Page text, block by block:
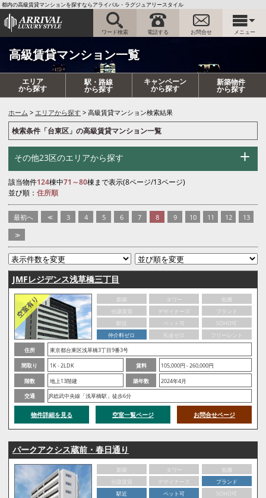
都内の高級賃貸マンションを探すならアライバル・ラグジュアリースタイル
ワード検索 電話する お問合せ メニュー
高級賃貸マンション一覧
エリア
から探す
駅・路線
から探す
キャンペーン
から探す
新築物件
から探す
ホーム エリアから探す 高級賃貸マンション検索結果
検索条件「台東区」の高級賃貸マンション一覧
その他23区のエリアから探す
該当物件124棟中71～80棟まで表示(8ページ/13ページ)
並び順： 住所順
最初へ << 3 4 5 6 7 8 9 10 11 12
13
>>
JMFレジデンス浅草橋三丁目
新築 タワー
低層
分譲賃貸
デザイナーズ
ブランド
駅近
ペット可
SOHO可
仲介料ゼロ
礼金ゼロ
フリーレント
住所
東京都台東区浅草橋3丁目9番3号
間取り
1K - 2LDK 賃料
105,000円 - 260,000円
階数
地上13階建 築年数
2024年4月
交通
JR総武中央線「浅草橋駅」徒歩6分
物件詳細を見る 空室一覧ページ お問合せページ
パークアクシス蔵前・春日通り
新築 タワー
低層
分譲賃貸
デザイナーズ
ブランド
駅近
ペット可
SOHO可